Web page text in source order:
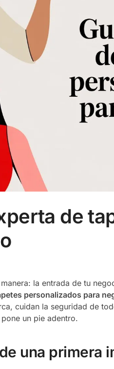
de
la entrada de tu
personalizados para
cuidan la seguridad de
un pie adentro.
una primera